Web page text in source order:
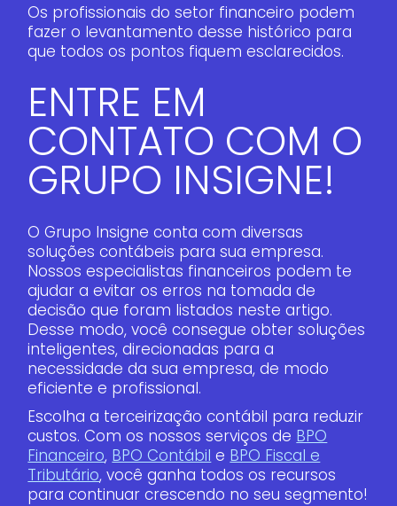
Os profissionais do setor financeiro podem
fazer o levantamento desse histórico para
que todos os pontos fiquem esclarecidos.
ENTRE EM
CONTATO COM O
GRUPO INSIGNE!
O Grupo Insigne conta com diversas
soluções contábeis para sua empresa.
Nossos especialistas financeiros podem te
ajudar a evitar os erros na tomada de
decisão que foram listados neste artigo.
Desse modo, você consegue obter soluções
inteligentes, direcionadas para a
necessidade da sua empresa, de modo
eficiente e profissional.
Escolha a terceirização contábil para reduzir
custos. Com os nossos serviços de BPO
Financeiro, BPO Contábil e BPO Fiscal e
Tributário, você ganha todos os recursos
para continuar crescendo no seu segmento!